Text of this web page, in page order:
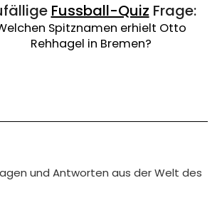
Fussball-Quiz Frage:
Spitznamen erhielt Otto
Rehhagel in Bremen?
und Antworten aus der Welt des